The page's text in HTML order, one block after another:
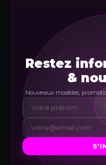
Restez
&
Nouveaux modèles,